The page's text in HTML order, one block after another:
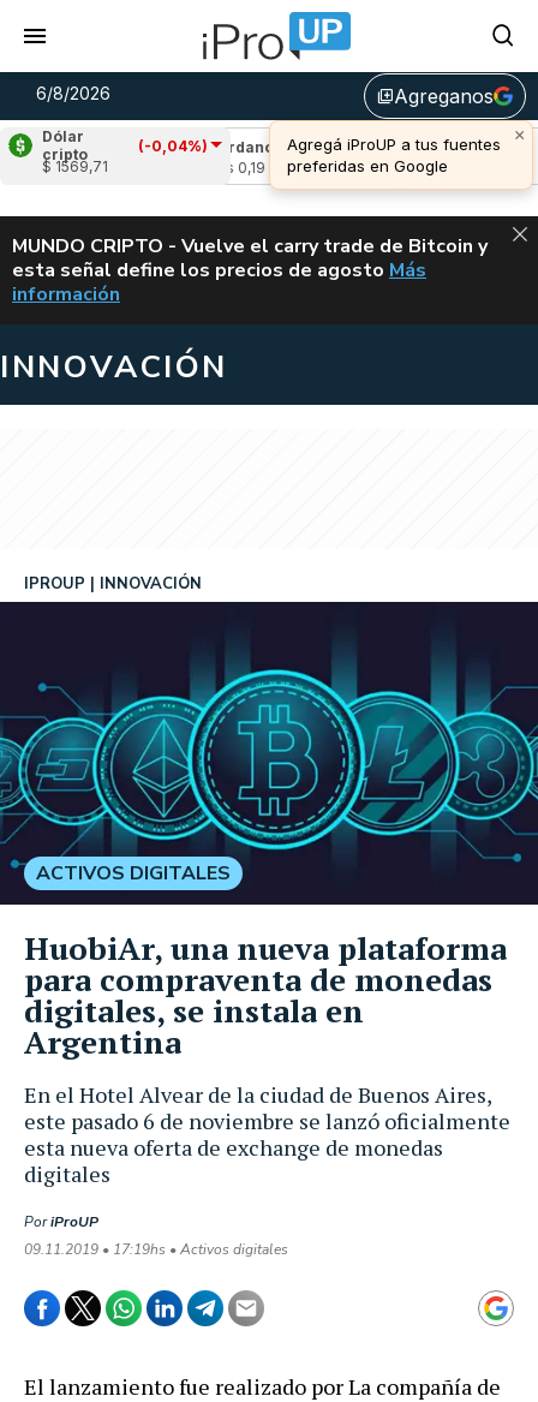
6/8/2026 library_addAgreganos
×
Agregá iProUP a tus fuentes
preferidas en Google
Dólar
cripto
(-0,04%)
$ 1569,71
(-0,96%) Cardano (-2,10%)
u$s 0,19
Avalanche
u$s 6,45
ALERTA
MUNDO CRIPTO - Vuelve el carry trade de Bitcoin y
esta señal define los precios de agosto VUELVE EL
Más
información
INNOVACIÓN
En el Hotel Alvear de la ciudad de Buenos Aires,
este pasado 6 de noviembre se lanzó oficialmente
esta nueva oferta de exchange de monedas
digitales
IPROUP INNOVACIÓN
PoriProUP
09.11.2019 • 17:19hs • Activos digitales
ACTIVOS DIGITALES
HuobiAr, una nueva plataforma
para compraventa de monedas
digitales, se instala en
Argentina
El lanzamiento fue realizado por La compañía de